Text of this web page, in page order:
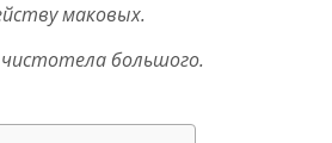
маковых.
большого.